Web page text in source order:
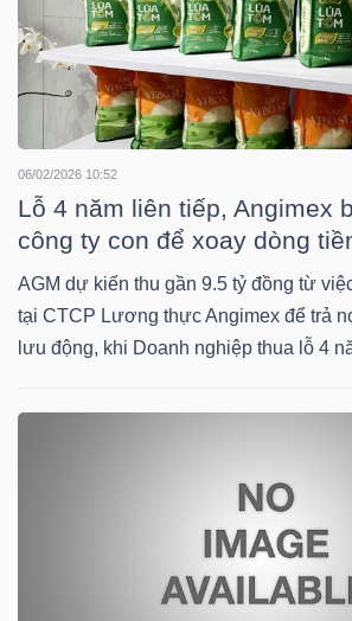
06/02/2026 10:52
Lỗ 4 năm liên tiếp, Angimex
công ty con để xoay dòng
AGM dự kiến thu gần 9.5 tỷ đồng từ
tại CTCP Lương thực Angimex để trả
lưu động, khi Doanh nghiệp thua lỗ 4
VĨ
NGÀNH
DOANH